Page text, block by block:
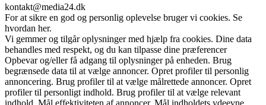
kontakt@media24.dk
For at sikre en god og personlig oplevelse bruger vi cookies. Se
hvordan her.
Vi gemmer og tilgår oplysninger med hjælp fra cookies. Dine data
behandles med respekt, og du kan tilpasse dine præferencer
Opbevar og/eller få adgang til oplysninger på enheden. Brug
begrænsede data til at vælge annoncer. Opret profiler til personlig
annoncering. Brug profiler til at vælge målrettede annoncer. Opret
profiler til personligt indhold. Brug profiler til at vælge relevant